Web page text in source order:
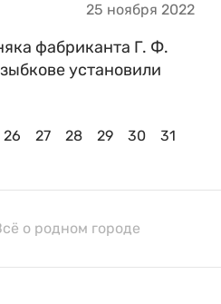
25 ноября 2022
фабриканта Г. Ф.
установили
26 27 28 29 30 31
о родном городе